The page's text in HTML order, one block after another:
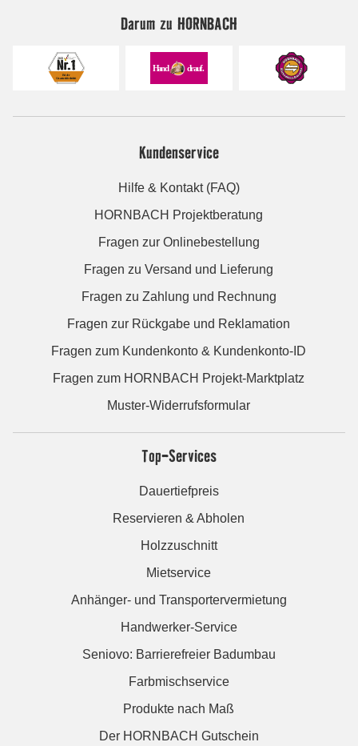
Darum zu HORNBACH
Kundenservice
Hilfe & Kontakt (FAQ)
HORNBACH Projektberatung
Fragen zur Onlinebestellung
Fragen zu Versand und Lieferung
Fragen zu Zahlung und Rechnung
Fragen zur Rückgabe und Reklamation
Fragen zum Kundenkonto & Kundenkonto-ID
Fragen zum HORNBACH Projekt-Marktplatz
Muster-Widerrufsformular
Top-Services
Dauertiefpreis
Reservieren & Abholen
Holzzuschnitt
Mietservice
Anhänger- und Transportervermietung
Handwerker-Service
Seniovo: Barrierefreier Badumbau
Farbmischservice
Produkte nach Maß
Der HORNBACH Gutschein